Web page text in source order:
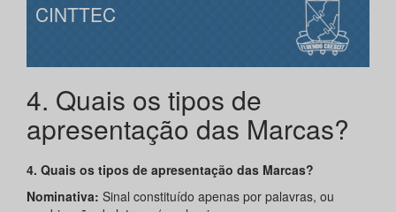
CINTTEC
4. Quais os tipos de
apresentação das Marcas?
4. Quais os tipos de apresentação das Marcas?
Nominativa: Sinal constituído apenas por palavras, ou